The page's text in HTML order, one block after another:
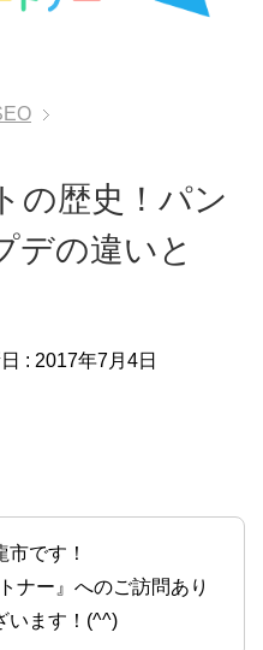
の歴史！パン
デの違いと
: 2017年7月4日
市です！
ナー』へのご訪問あり
います！(^^)